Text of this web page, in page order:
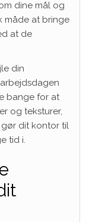
dine mål og
måde at bringe
at de
din
bange for at
og teksturer,
dit kontor til
tid i.